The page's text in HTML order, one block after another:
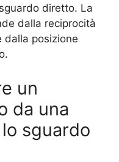
diretto. La
dalla reciprocità
dalla posizione
un
da una
sguardo